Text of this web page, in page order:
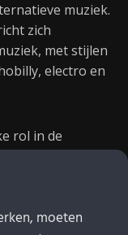
muziek.
zich
met stijlen
electro en
rol in de
moeten